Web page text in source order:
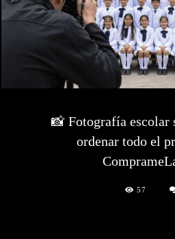
📸 Fotografía escolar
ordenar todo el
57